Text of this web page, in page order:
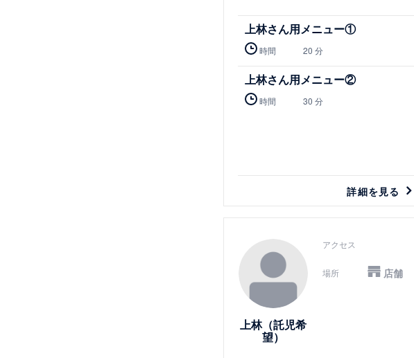
上林さん用メニュー①
時間 20 分
上林さん用メニュー②
時間 30 分
詳細を見る
上林（託児希
望）
アクセス
場所 店舗